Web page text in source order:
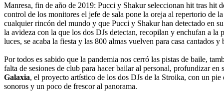
Manresa, fin de año de 2019: Pucci y Shakur seleccionan hit tras hit
control de los monitores el jefe de sala pone la oreja al repertorio de
cualquier rincón del mundo y que Pucci y Shakur han detectado en
la avideza con la que los dos DJs detectan, recopilan y enchufan a
luces, se acaba la fiesta y las 800 almas vuelven para casa cantados
Por todos es sabido que la pandemia nos cerró las pistas de baile,
falta de sesiones de club para hacer bailar al personal, profundizar
Galaxia, el proyecto artístico de los dos DJs de la Stroika, con un
sonoros y un poco de frescor al panorama.